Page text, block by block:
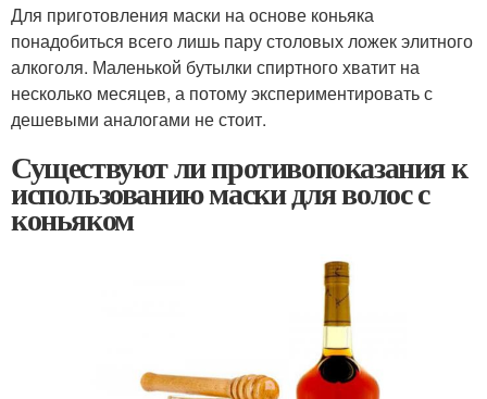
Для приготовления маски на основе коньяка
понадобиться всего лишь пару столовых ложек элитного
алкоголя. Маленькой бутылки спиртного хватит на
несколько месяцев, а потому экспериментировать с
дешевыми аналогами не стоит.
Существуют ли противопоказания к
использованию маски для волос с
коньяком